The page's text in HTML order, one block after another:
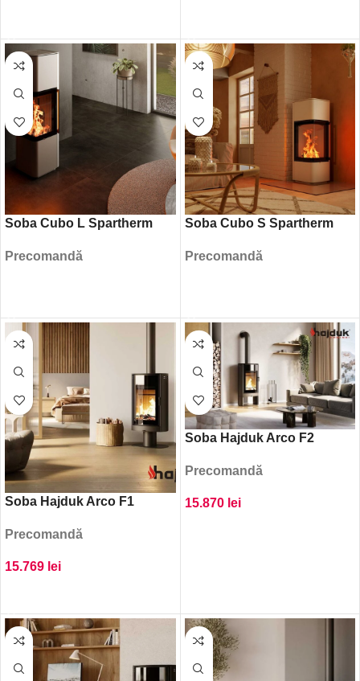
Soba Cubo L Spartherm
Precomandă
Soba Cubo S Spartherm
Precomandă
Soba Hajduk Arco F1
Precomandă
15.769 lei
Soba Hajduk Arco F2
Precomandă
15.870 lei